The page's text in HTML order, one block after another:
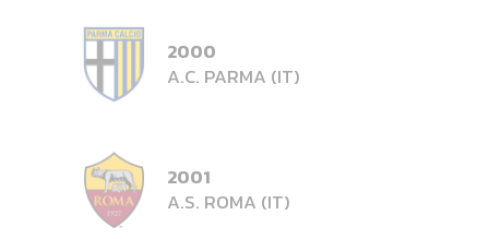
2000
A.C. PARMA (IT)
2001
A.S. ROMA (IT)